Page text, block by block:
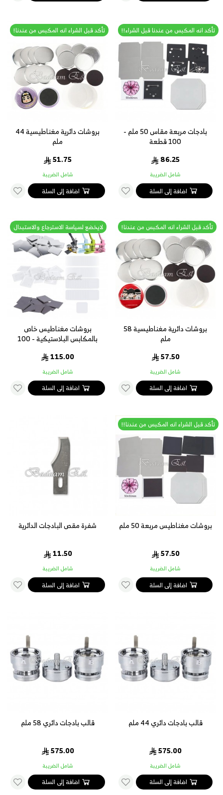
تأكد انه المكبس من عندنا قبل الشراء!!
بادجات مربعة مقاس 50 ملم -
100 قطعة
86.25
شامل الضريبة
اضافة إلى السلة
تأكد قبل الشراء انه المكبس من عندنا!
بروشات دائرية مغناطيسية 44
ملم
51.75
شامل الضريبة
اضافة إلى السلة
تأكد قبل الشراء انه المكبس من عندنا!
بروشات دائرية مغناطيسية 58
ملم
57.50
شامل الضريبة
اضافة إلى السلة
لايخضع لسياسة الاسترجاع والاستبدال
بروشات مغناطيس خاص
بالمكابس البلاستيكية - 100
115.00
شامل الضريبة
اضافة إلى السلة
تأكد قبل الشراء انه المكبس من عندنا!!
بروشات مغناطيس مربعة 50 ملم
57.50
شامل الضريبة
اضافة إلى السلة
شفرة مقص البادجات الدائرية
11.50
شامل الضريبة
اضافة إلى السلة
قالب بادجات دائري 44 ملم
575.00
شامل الضريبة
اضافة إلى السلة
قالب بادجات دائري 58 ملم
575.00
شامل الضريبة
اضافة إلى السلة